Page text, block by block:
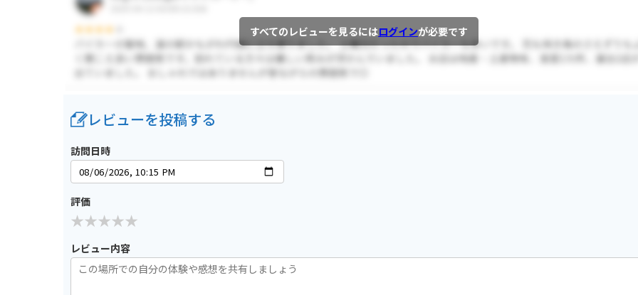
すべてのレビューを見るにはログインが必要です
レビューを投稿する
訪問日時
評価
レビュー内容